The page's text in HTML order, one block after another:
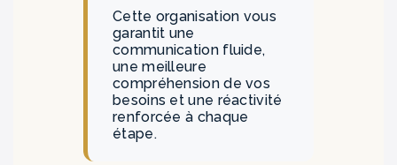
Cette organisation vous
garantit une
communication fluide,
une meilleure
compréhension de vos
besoins et une réactivité
renforcée à chaque
étape.